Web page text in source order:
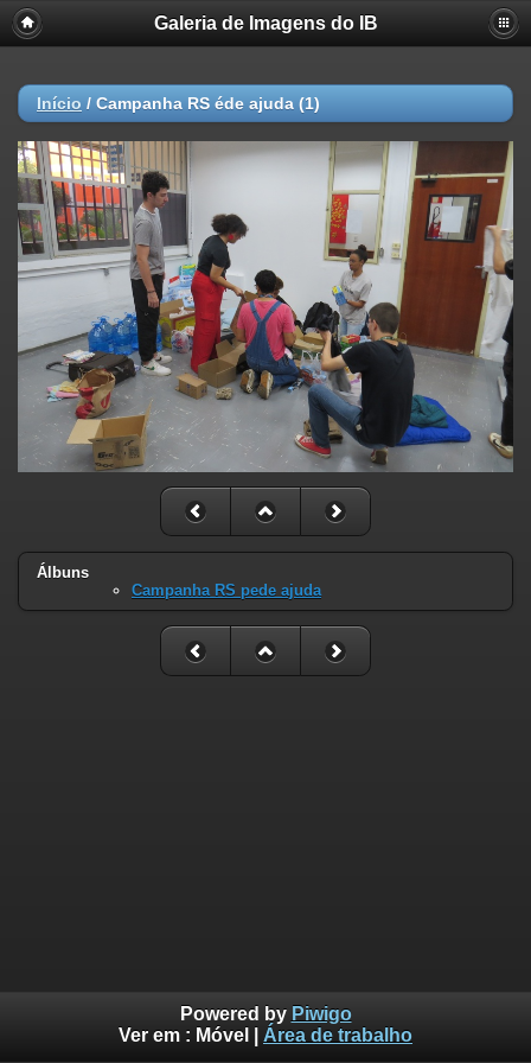
Galeria de Imagens do IB
Início / Campanha RS éde ajuda (1)
Álbuns
Campanha RS pede ajuda
Powered by Piwigo
Ver em : Móvel Área de trabalho